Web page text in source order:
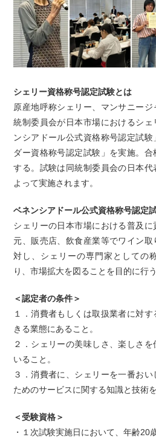
シェリー資格称号認定試験とは
原産地呼称シェリー、マンサニー
統制委員会が日本市場におけるシ
ンシアドール公式資格称号認定試
ダー資格称号認定試験」を実施。
する。試験は同統制委員会の日本
よって実施されます。
ベネンシアドール公式資格称号認定
シェリーの日本市場における普及
元、販売店、飲食産業等でワイン
対し、シェリーの専門家としての
り、市場拡大を図ることを目的に行う
＜認定者の条件＞
１．消費者もしくは取扱業者に対
きる業態にあること。
２．シェリーの美味しさ、楽しさ
いること。
３．消費者に、シェリーを一番おい
ためのサービスに関する知識と技術
＜受験資格＞
・１次試験実施日において、年齢20